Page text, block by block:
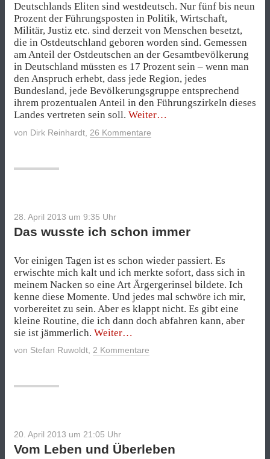
Deutschlands Eliten sind westdeutsch. Nur fünf bis neun
Prozent der Führungsposten in Politik, Wirtschaft,
Militär, Justiz etc. sind derzeit von Menschen besetzt,
die in Ostdeutschland geboren worden sind. Gemessen
am Anteil der Ostdeutschen an der Gesamtbevölkerung
in Deutschland müssten es 17 Prozent sein – wenn man
den Anspruch erhebt, dass jede Region, jedes
Bundesland, jede Bevölkerungsgruppe entsprechend
ihrem prozentualen Anteil in den Führungszirkeln dieses
Landes vertreten sein soll. Weiter„Wo
von Dirk Reinhardt 26 Kommentare
28. April 2013 um 9:35 Uhr
Das wusste ich schon immer
Vor einigen Tagen ist es schon wieder passiert. Es
erwischte mich kalt und ich merkte sofort, dass sich in
meinem Nacken so eine Art Ärgergerinsel bildete. Ich
kenne diese Momente. Und jedes mal schwöre ich mir,
vorbereitet zu sein. Aber es klappt nicht. Es gibt eine
kleine Routine, die ich dann doch abfahren kann, aber
sie ist jämmerlich. Weiter„Das
ich
von Stefan Ruwoldt 2 Kommentare
20. April 2013 um 21:05 Uhr
Vom Leben und Überleben